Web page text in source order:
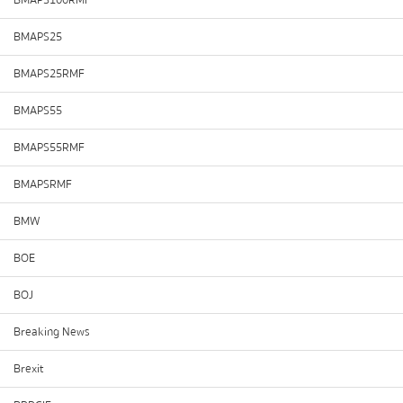
BMAPS25
BMAPS25RMF
BMAPS55
BMAPS55RMF
BMAPSRMF
BMW
BOE
BOJ
Breaking News
Brexit